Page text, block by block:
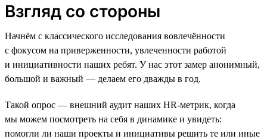
Взгляд со стороны
Начнём с классического исследования вовлечённости
с фокусом на приверженности, увлеченности работой
и инициативности наших ребят. У нас этот замер анонимный,
большой и важный — делаем его дважды в год.
Такой опрос — внешний аудит наших HR-метрик, когда
мы можем посмотреть на себя в динамике и увидеть:
помогли ли наши проекты и инициативы решить те или иные